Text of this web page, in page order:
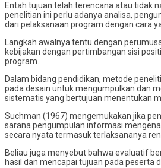
Entah tujuan telah terencana atau tidak
penelitian ini perlu adanya analisa,
dari pelaksanaan program dengan cara
Langkah awalnya tentu dengan
kebijakan dengan pertimbangan sisi
program.
Dalam bidang pendidikan, metode
pada desain untuk mengumpulkan dan
sistematis yang bertujuan menentukan
Suchman (1967) mengemukakan jika
sarana pengumpulan informasi
secara nyata termasuk terlaksananya
Beliau juga menyebut bahwa evaluatif
hasil dan mencapai tujuan pada peserta